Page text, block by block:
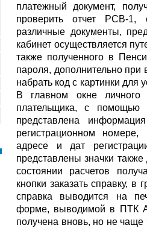
платежный документ,
проверить отчет РСВ-1,
различные документы,
кабинет осуществляется
также полученного в
пароля, дополнительно при
набрать код с картинки для
В главном окне личного
плательщика, с помощью
представлена
регистрационном
адресе и дат
представлены значки
состоянии расчетов
кнопки заказать справку, в
справка выводится на
форме, выводимой в ПТК
получена вновь, но не чаще